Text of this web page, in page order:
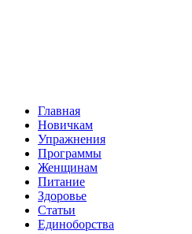
Главная
Новичкам
Упражнения
Программы
Женщинам
Питание
Здоровье
Статьи
Единоборства